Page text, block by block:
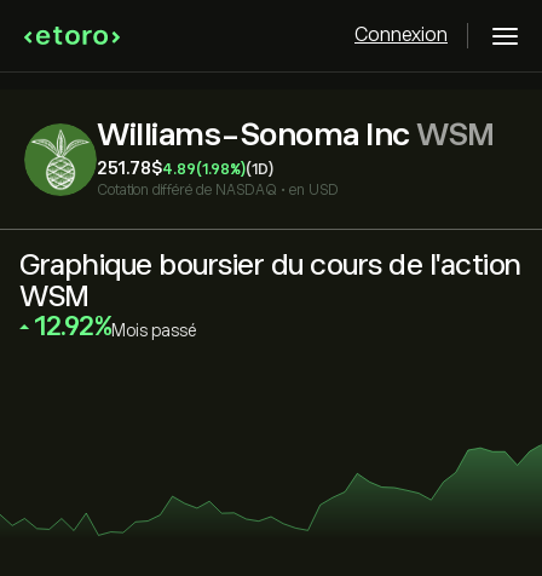
Connexion
Williams-Sonoma Inc WSM
251.78‎$‎4.89(1.98%)(1D)
Cotation différé de NASDAQ • en USD
Graphique boursier du cours de l'action
WSM
‎12.92‎ Mois passé